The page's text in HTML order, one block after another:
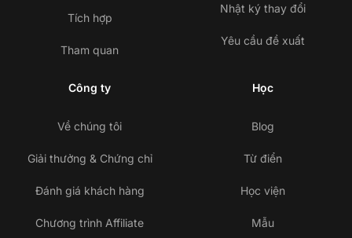
Tích hợp
Tham quan
Nhật ký thay đổi
Yêu cầu đề xuất
Công ty
Về chúng tôi
Giải thưởng & Chứng chỉ
Đánh giá khách hàng
Chương trình Affiliate
Học
Blog
Từ điển
Học viện
Mẫu